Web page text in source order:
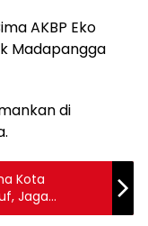
AKBP Eko
Madapangga
di
Kota
Jaga